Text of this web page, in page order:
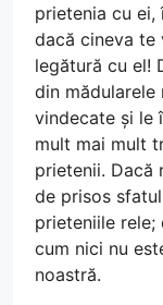
prietenia cu ei,
dacă cineva te
legătură cu el!
din
vindecate și le
mult mai mult
prietenii. Dacă
de prisos
prieteniile
cum nici nu
noastră.